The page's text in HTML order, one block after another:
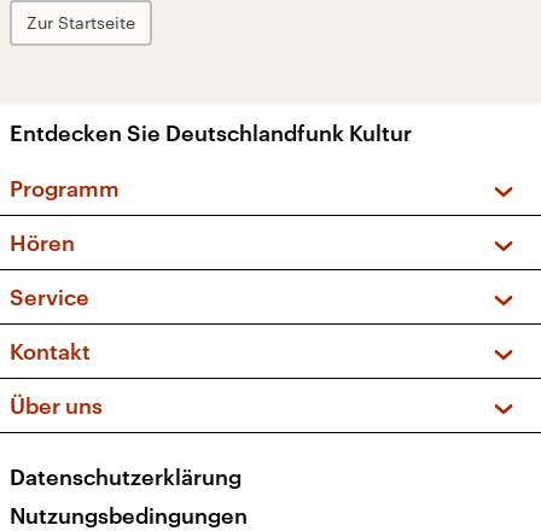
Zur Startseite
Entdecken Sie Deutschlandfunk Kultur
Programm
Sendungen und Podcasts
Musikliste
Kakadu – Das Kinderprogramm
Hören
Frequenzen (UKW + DAB+)
Service
FAQ
Apps
Newsletter
Veranstaltungen
Kontakt
Social Media
Über uns
Presse
Datenschutzerklärung
Nutzungsbedingungen